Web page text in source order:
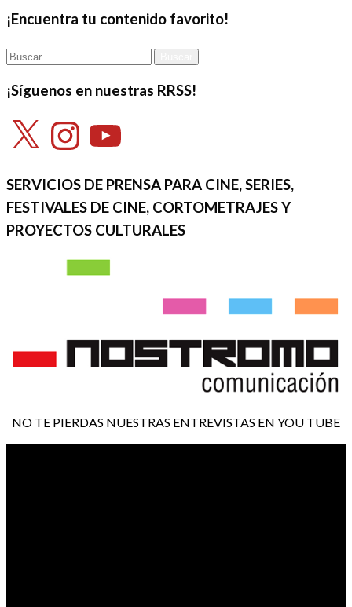
¡Encuentra tu contenido favorito!
Buscar:
¡Síguenos en nuestras RRSS!
X InstagramYouTube
SERVICIOS DE PRENSA PARA CINE, SERIES,
FESTIVALES DE CINE, CORTOMETRAJES Y
PROYECTOS CULTURALES
NO TE PIERDAS NUESTRAS ENTREVISTAS EN YOU TUBE